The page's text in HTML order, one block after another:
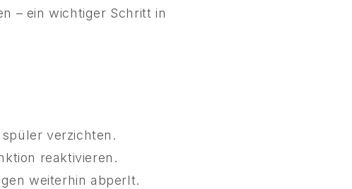
– ein wichtiger Schritt in
verzichten.
reaktivieren.
weiterhin abperlt.